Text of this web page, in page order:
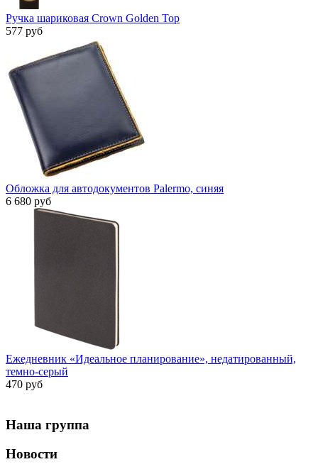
Ручка шариковая Crown Golden Top
577 руб
Обложка для автодокументов Palermo, синяя
6 680 руб
Ежедневник «Идеальное планирование», недатированный,
темно-серый
470 руб
Наша группа
Новости